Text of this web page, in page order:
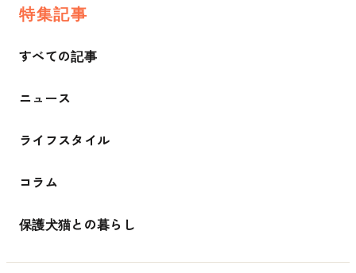
特集記事
すべての記事
ニュース
ライフスタイル
コラム
保護犬猫との暮らし